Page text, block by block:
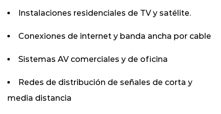
Instalaciones residenciales de TV y satélite.
Conexiones de internet y banda ancha por cable
Sistemas AV comerciales y de oficina
Redes de distribución de señales de corta y
media distancia